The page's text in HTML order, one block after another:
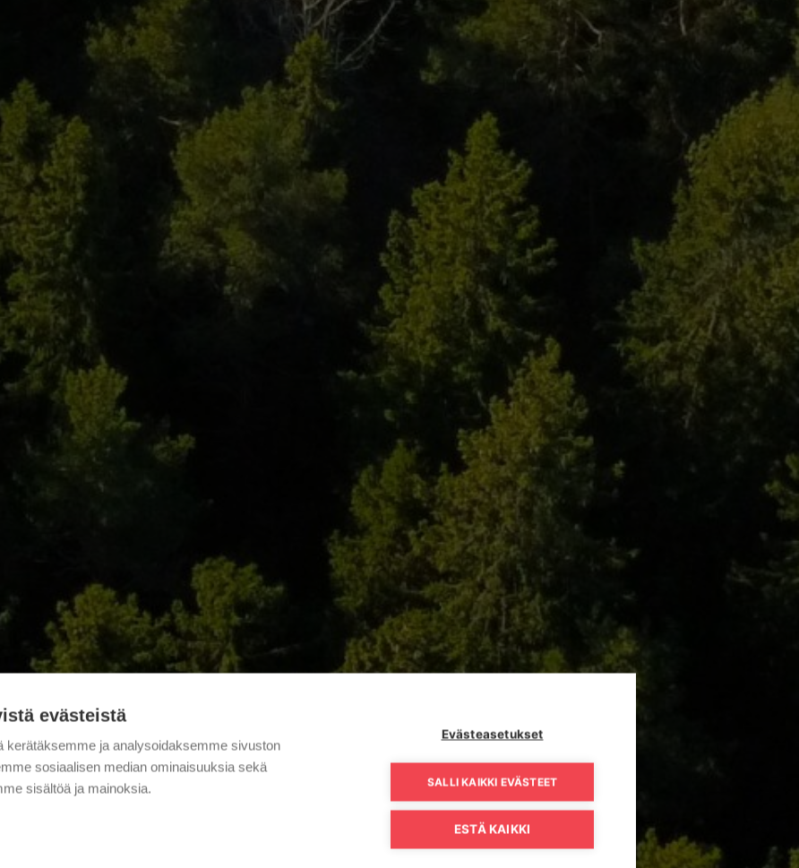
evästeistä
kerätäksemme ja analysoidaksemme sivuston
sosiaalisen median ominaisuuksia sekä
sisältöä ja mainoksia.
Evästeasetukset
SALLI KAIKKI EVÄSTEET
ESTÄ KAIKKI